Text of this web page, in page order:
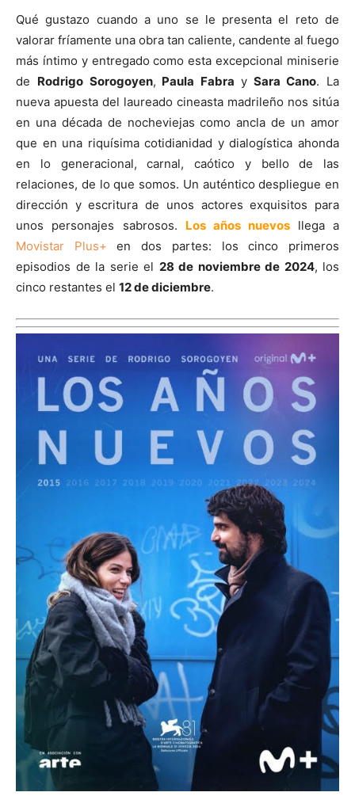
Qué gustazo cuando a uno se le presenta el reto de
valorar fríamente una obra tan caliente, candente al fuego
más íntimo y entregado como esta excepcional miniserie
de Rodrigo Sorogoyen, Paula Fabra ySara Cano. La
nueva apuesta del laureado cineasta madrileño nos sitúa
en una década de nocheviejas como ancla de un amor
que en una riquísima cotidianidad y dialogística ahonda
en lo generacional, carnal, caótico y bello de las
relaciones, de lo que somos. Un auténtico despliegue en
dirección y escritura de unos actores exquisitos para
unos personajes sabrosos. Los años nuevos llega a
Movistar Plus+ en dos partes: los cinco primeros
episodios de la serie el 28 de noviembre de 2024, los
cinco restantes el 12 de diciembre.